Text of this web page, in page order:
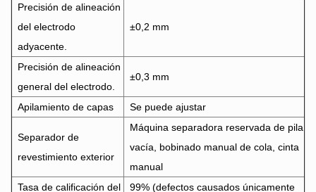
Precisión de alineación
del electrodo
adyacente.
±0,2 mm
Precisión de alineación
general del electrodo.
±0,3 mm
Apilamiento de capas Se puede ajustar
Separador de
revestimiento exterior
Máquina separadora reservada de pila
vacía, bobinado manual de cola, cinta
manual
Tasa de calificación del
99% (defectos causados ​​únicamente